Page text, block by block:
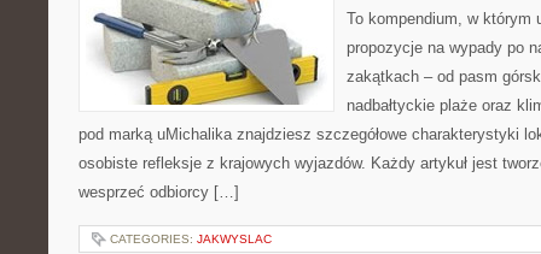
To kompendium, w którym
propozycje na wypady po
zakątkach – od pasm
nadbałtyckie plaże oraz
pod marką uMichalika znajdziesz szczegółowe charakterystyki
osobiste refleksje z krajowych wyjazdów. Każdy artykuł jest
wesprzeć odbiorcy […]
CATEGORIES: JAKWYSLAC